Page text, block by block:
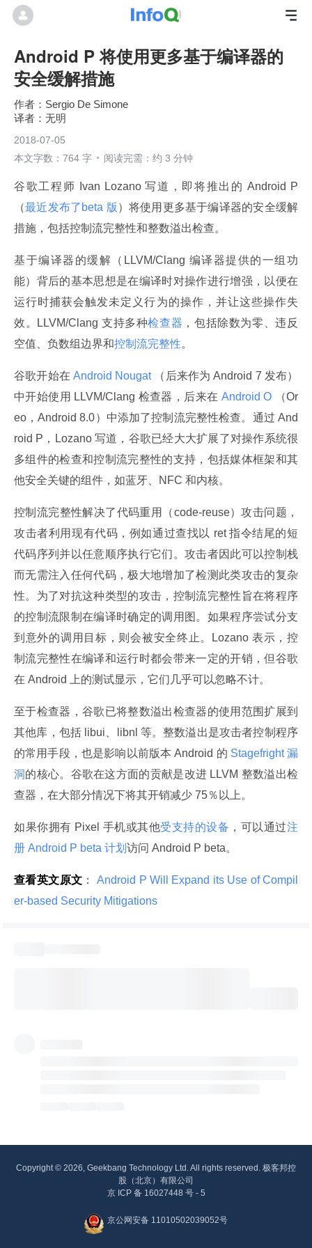
Android P 将使用更多基于编译器的
安全缓解措施
Sergio De Simone
无明
2018-07-05
本文字数：764 字
阅读完需：约 3 分钟
谷歌工程师 Ivan Lozano 写道，即将推出的 Android P
（最近发布了beta 版 ）将使用更多基于编译器的安全缓解
措施，包括控制流完整性和整数溢出检查。
基于编译器的缓解（LLVM/Clang 编译器提供的一组功
能）背后的基本思想是在编译时对操作进行增强，以便在
运行时捕获会触发未定义行为的操作，并让这些操作失
效。LLVM/Clang 支持多种检查器 ，包括除数为零、违反
空值、负数组边界和控制流完整性。
谷歌开始在 Android Nougat
（后来作为 Android 7 发布）
中开始使用 LLVM/Clang 检查器，后来在 Android O
（Or
eo，Android 8.0）中添加了控制流完整性检查。通过 And
roid P，Lozano 写道，谷歌已经大大扩展了对操作系统很
多组件的检查和控制流完整性的支持，包括媒体框架和其
他安全关键的组件，如蓝牙、NFC 和内核。
控制流完整性解决了代码重用（code-reuse）攻击问题，
攻击者利用现有代码，例如通过查找以 ret 指令结尾的短
代码序列并以任意顺序执行它们。攻击者因此可以控制栈
而无需注入任何代码，极大地增加了检测此类攻击的复杂
性。为了对抗这种类型的攻击，控制流完整性旨在将程序
的控制流限制在编译时确定的调用图。如果程序尝试分支
到意外的调用目标，则会被安全终止。Lozano 表示，控
制流完整性在编译和运行时都会带来一定的开销，但谷歌
在 Android 上的测试显示，它们几乎可以忽略不计。
至于检查器，谷歌已将整数溢出检查器的使用范围扩展到
其他库，包括 libui、libnl 等。整数溢出是攻击者控制程序
的常用手段，也是影响以前版本 Android 的 Stagefright 漏
洞的核心。谷歌在这方面的贡献是改进 LLVM 整数溢出检
查器，在大部分情况下将其开销减少 75％以上。
如果你拥有 Pixel 手机或其他受支持的设备 ，可以通过注
册 Android P beta 计划 访问 Android P beta。
查看英文原文 ：
Android P Will Expand its Use of Compil
er-based Security Mitigations
Copyright © 2026, Geekbang Technology Ltd. All rights reserved. 极客邦控
股（北京）有限公司
京 ICP 备 16027448 号 - 5
京公网安备 11010502039052号